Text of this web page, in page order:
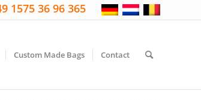
1575 36 96 365
Custom Made Bags Contact